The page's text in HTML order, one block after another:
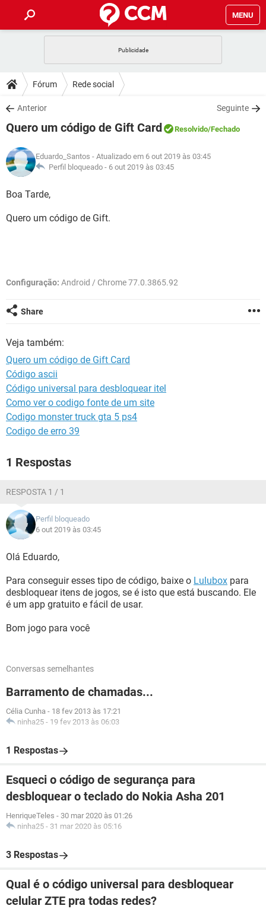
MENU
CELULAR
OUTLOOK
INSTAGRAM GMAIL
GUIA DE COMPRAS
DICAS
JOGOS
INSTAGRAM GMAIL
GUIA DE COMPRAS
DOWNLOADS
JOGOS WHATSAPP
CELULAR
OUTLOOK EXCEL
INSTAGRAM
FÓRUM
JOGOS WHATSAPP
CELULAR
OUTLOOK
INSTAGRAM
GLOSSÁRIO
JOGOS
Fórum Rede social
Anterior Seguinte
Quero um código de Gift Card Resolvido/Fechado
Eduardo_Santos - Atualizado em 6 out 2019 às 03:45
Perfil bloqueado - 6 out 2019 às 03:45
Boa Tarde,
Quero um código de Gift.
Configuração: Android / Chrome 77.0.3865.92
Share
Veja também:
Quero um código de Gift Card
Código ascii
Código universal para desbloquear itel
Como ver o codigo fonte de um site
Codigo monster truck gta 5 ps4
Codigo de erro 39
1 Respostas
RESPOSTA 1 / 1
Perfil bloqueado
6 out 2019 às 03:45
Olá Eduardo,
Para conseguir esses tipo de código, baixe o Lulubox para
desbloquear itens de jogos, se é isto que está buscando. Ele
é um app gratuito e fácil de usar.
Bom jogo para você
Conversas semelhantes
Barramento de chamadas...
Célia Cunha - 18 fev 2013 às 17:21
ninha25 - 19 fev 2013 às 06:03
1 Respostas
Esqueci o código de segurança para
desbloquear o teclado do Nokia Asha 201
HenriqueTeles - 30 mar 2020 às 01:26
ninha25 - 31 mar 2020 às 05:16
3 Respostas
Qual é o código universal para desbloquear
celular ZTE pra todas redes?